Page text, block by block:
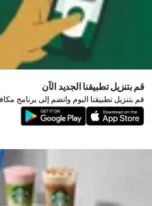
قم بتنزيل تطبيقنا الجديد الآن
قم بتنزيل تطبيقنا اليوم وانضم إلى برنامج